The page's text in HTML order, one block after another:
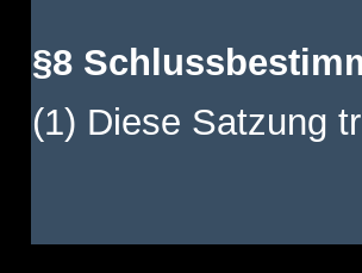
§8
(1) Diese Satzung